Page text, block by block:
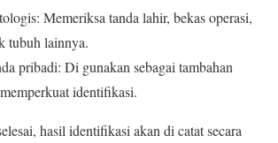
Memeriksa tanda lahir, bekas operasi,
tubuh lainnya.
pribadi: Di gunakan sebagai tambahan
identifikasi.
hasil identifikasi akan di catat secara